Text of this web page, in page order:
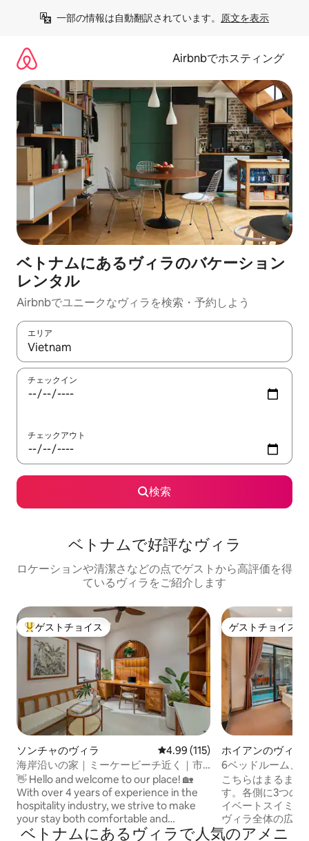
一部の情報は自動翻訳されています。 原文を表示
Airbnbでホスティング
ベトナムにあるヴィラのバケーション
レンタル
Airbnbでユニークなヴィラを検索・予約しよう
エリア
検索結果が表示されたら、上下の矢印キーを使って移動するか
チェックイン
チェックアウト
検索
ベトナムで好評なヴィラ
ロケーションや清潔さなどの点でゲストから高評価を得
ているヴィラをご紹介します
大好評のゲストチョイスです。
ゲストチョイス
ソンチャのヴィラ レビュー115件、5つ星中4.99つ
4.99 (115)
海岸沿いの家｜ミーケービーチ近く｜市
内中心部｜バスタブ
👋 Hello and welcome to our place! 🏡
With over 4 years of experience in the
hospitality industry, we strive to make
your stay both comfortable and
memorable. Our property is fully
ゲストチョイス
ゲストチョイス
ホイアンのヴィラ
6ベッドルーム、
リヤード | アンバ
こちらはまるまる
す。各側に3つの
イベートスイミン
ヴィラ全体の広さ
たスペースと設備
ベトナムにあるヴィラで人気のアメニ